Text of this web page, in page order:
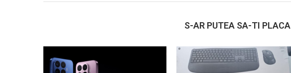
S-AR PUTEA SA-TI PLACA